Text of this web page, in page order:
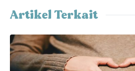
Artikel Terkait